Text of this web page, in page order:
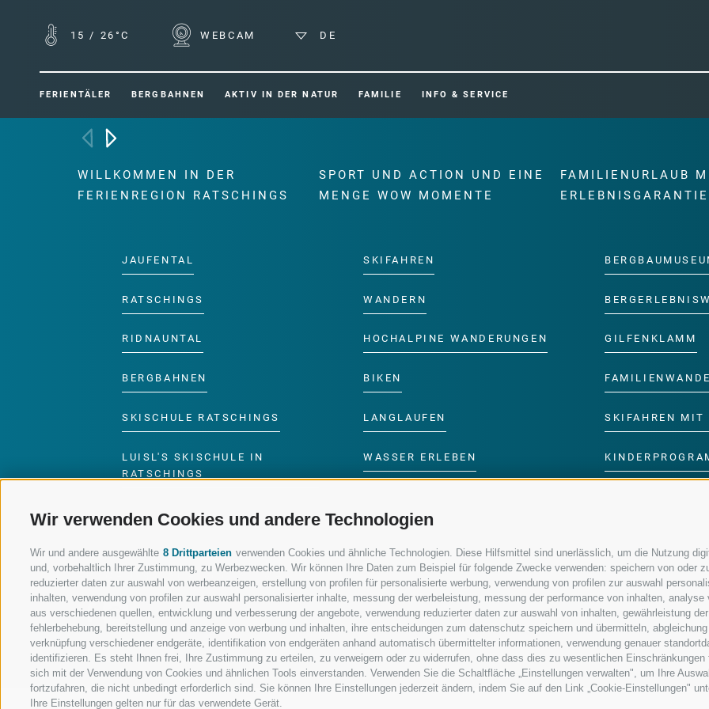
Wir verwenden Cookies und andere Technologien
Wir und andere ausgewählte 8 Drittparteien verwenden Cookies und ähnliche Technologien. Diese Hilfsmittel sind unerlässlich, um die Nutzung
und, vorbehaltlich Ihrer Zustimmung, zu Werbezwecken. Wir können Ihre Daten zum Beispiel für folgende Zwecke verwenden: speichern von oder
reduzierter daten zur auswahl von werbeanzeigen, erstellung von profilen für personalisierte werbung, verwendung von profilen zur auswahl
inhalten, verwendung von profilen zur auswahl personalisierter inhalte, messung der werbeleistung, messung der performance von inhalten,
aus verschiedenen quellen, entwicklung und verbesserung der angebote, verwendung reduzierter daten zur auswahl von inhalten, gewährleistung
fehlerbehebung, bereitstellung und anzeige von werbung und inhalten, ihre entscheidungen zum datenschutz speichern und übermitteln,
verknüpfung verschiedener endgeräte, identifikation von endgeräten anhand automatisch übermittelter informationen, verwendung genauer
identifizieren. Es steht Ihnen frei, Ihre Zustimmung zu erteilen, zu verweigern oder zu widerrufen, ohne dass dies zu wesentlichen
sich mit der Verwendung von Cookies und ähnlichen Tools einverstanden. Verwenden Sie die Schaltfläche „Einstellungen verwalten", um Ihre
fortzufahren, die nicht unbedingt erforderlich sind. Sie können Ihre Einstellungen jederzeit ändern, indem Sie auf den Link „Cookie-Einstellungen"
Ihre Einstellungen gelten nur für das verwendete Gerät.
15 / 26°C WEBCAM DE
FERIENTÄLER BERGBAHNEN AKTIV IN DER NATUR FAMILIE INFO & SERVICE
WILLKOMMEN IN DER
FERIENREGION RATSCHINGS
JAUFENTAL
RATSCHINGS
RIDNAUNTAL
BERGBAHNEN
SKISCHULE RATSCHINGS
LUISL'S SKISCHULE IN
RATSCHINGS
SPORT UND ACTION UND EINE
MENGE WOW MOMENTE
SKIFAHREN
WANDERN
HOCHALPINE WANDERUNGEN
BIKEN
LANGLAUFEN
WASSER ERLEBEN
FAMILIENURLAUB
ERLEBNISGARANTIE
GILFENKLAMM
SKIFAHREN MIT
FOLGE UNS AUF SOCIAL MEDIA